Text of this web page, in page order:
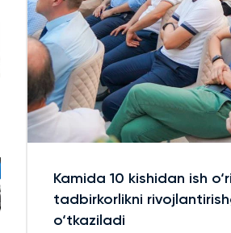
Kamida 10 kishidan ish
tadbirkorlikni
o‘tkaziladi